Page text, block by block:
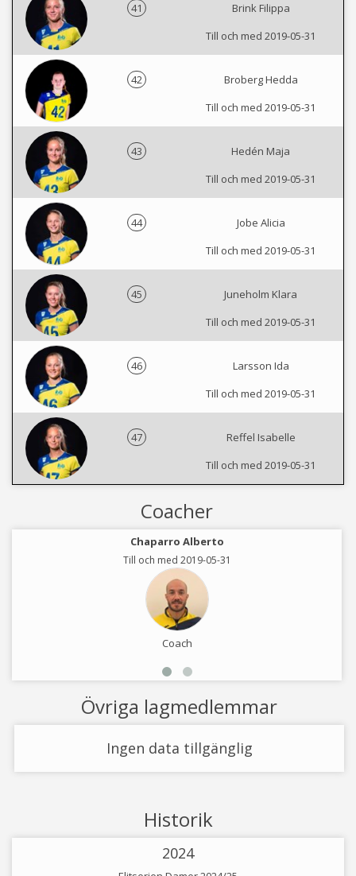
41
Brink Filippa
Till och med 2019-05-31
42
Broberg Hedda
Till och med 2019-05-31
43
Hedén Maja
Till och med 2019-05-31
44
Jobe Alicia
Till och med 2019-05-31
45
Juneholm Klara
Till och med 2019-05-31
46
Larsson Ida
Till och med 2019-05-31
47
Reffel Isabelle
Till och med 2019-05-31
Coacher
Chaparro Alberto
Till och med 2019-05-31
Coach
Övriga lagmedlemmar
Ingen data tillgänglig
Historik
2024